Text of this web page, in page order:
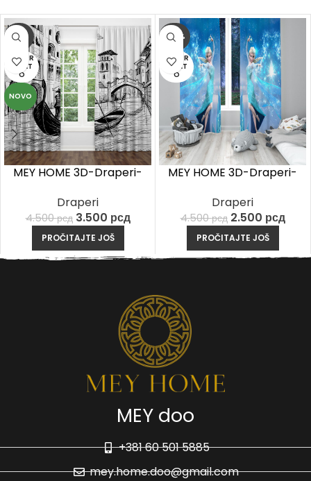
-22%
RASPR
ODAT
O
NOVO
MEY HOME 3D-Draperi-
Draperi
4.500рсд 3.500 рсд
PROČITAJTE JOŠ
-44%
RASPR
ODAT
O
MEY HOME 3D-Draperi-
Draperi
4.500рсд 2.500 рсд
PROČITAJTE JOŠ
MEY doo
+381 60 501 5885
mey.home.doo@gmail.com